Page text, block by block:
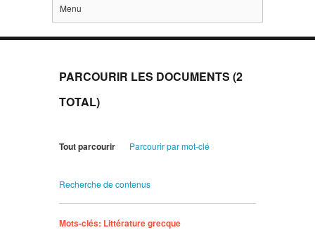
Menu
PARCOURIR LES DOCUMENTS (2
TOTAL)
Tout parcourir Parcourir par mot-clé
Recherche de contenus
Mots-clés: Littérature grecque